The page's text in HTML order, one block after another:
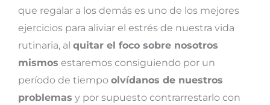
que regalar a los demás es uno de los mejores
ejercicios para aliviar el estrés de nuestra vida
rutinaria, al quitar el foco sobre nosotros
mismos estaremos consiguiendo por un
período de tiempo olvídanos de nuestros
problemas y por supuesto contrarrestarlo con